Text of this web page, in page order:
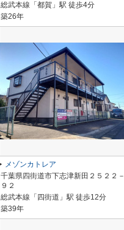
総武本線「都賀」駅 徒歩4分
築26年
メゾンカトレア
千葉県四街道市下志津新田２５２２－
９２
総武本線「四街道」駅 徒歩12分
築39年